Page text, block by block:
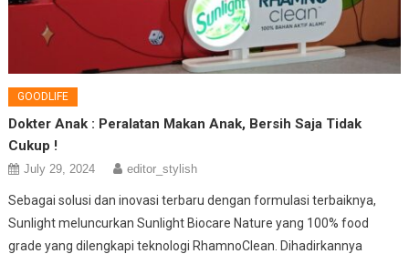
GOODLIFE
Dokter Anak : Peralatan Makan Anak, Bersih Saja Tidak
Cukup !
July 29, 2024 editor_stylish
Sebagai solusi dan inovasi terbaru dengan formulasi terbaiknya,
Sunlight meluncurkan Sunlight Biocare Nature yang 100% food
grade yang dilengkapi teknologi RhamnoClean. Dihadirkannya